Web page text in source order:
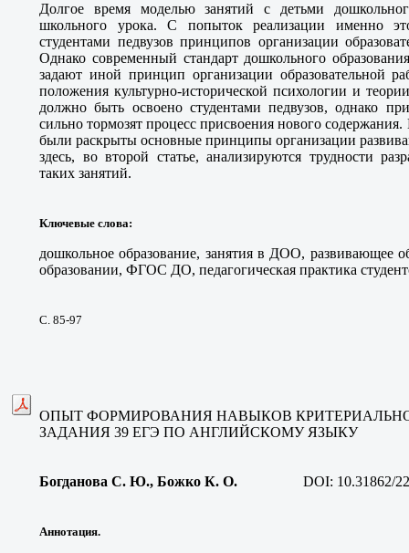
Долгое время моделью занятий с детьми
школьного урока. С попыток реализации именно
студентами педвузов принципов организации
Однако современный стандарт дошкольного
задают иной принцип организации образовательной
положения культурно-исторической психологии и
должно быть освоено студентами педвузов, однако
сильно тормозят процесс присвоения нового
были раскрыты основные принципы организации
здесь, во второй статье, анализируются трудности
таких занятий.
Ключевые слова:
дошкольное образование, занятия в ДОО, развивающее
образовании, ФГОС ДО, педагогическая практика
С. 85-97
ОПЫТ ФОРМИРОВАНИЯ НАВЫКОВ
ЗАДАНИЯ 39 ЕГЭ ПО АНГЛИЙСКОМУ ЯЗЫКУ
Богданова С. Ю., Божко К. О. DOI: 10.31862/
Аннотация.